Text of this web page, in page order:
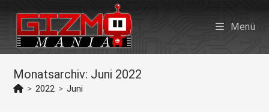
springen
Menü
Monatsarchiv: Juni 2022
> 2022 > Juni